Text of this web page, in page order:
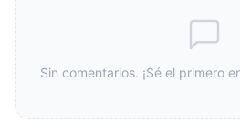
Sin comentarios. ¡Sé el primero